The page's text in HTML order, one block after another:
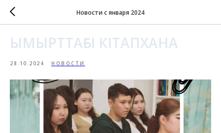
Новости с января 2024
ЫМЫРТТАҒЫ КІТАПХАНА
28.10.2024 НОВОСТИ